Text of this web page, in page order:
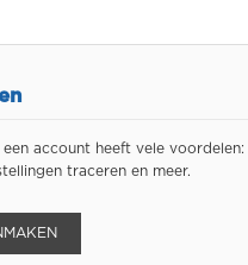
een account heeft vele
traceren en meer.